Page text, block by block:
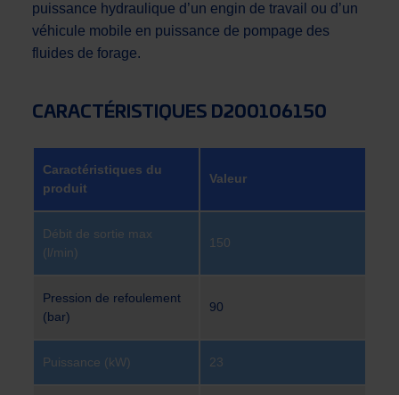
puissance hydraulique d’un engin de travail ou d’un
véhicule mobile en puissance de pompage des
fluides de forage.
CARACTÉRISTIQUES D200106150
Caractéristiques du
produit
Valeur
Débit de sortie max
(l/min)
150
Pression de refoulement
(bar)
90
Puissance (kW) 23